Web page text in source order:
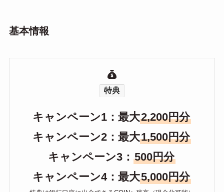
基本情報
特典
キャンペーン1：最大2,200円分
キャンペーン2：最大1,500円分
キャンペーン3：500円分
キャンペーン4：最大5,000円分